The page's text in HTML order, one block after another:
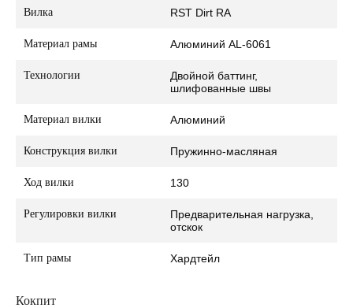
Вилка RST Dirt RA
Материал рамы Алюминий AL-6061
Технологии
Двойной баттинг,
шлифованные швы
Материал вилки Алюминий
Конструкция вилки Пружинно-масляная
Ход вилки 130
Регулировки вилки
Предварительная нагрузка,
отскок
Тип рамы Хардтейл
Кокпит